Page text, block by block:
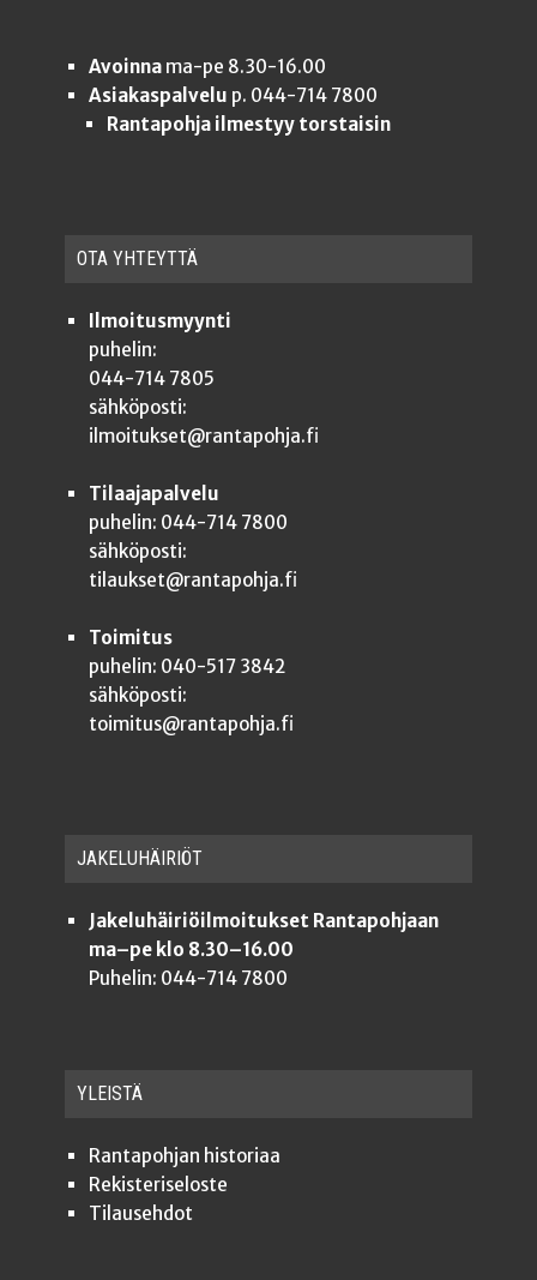
Avoinnama-pe 8.30-16.00
Asiakaspalvelu p. 044-714 7800
Rantapohja ilmestyy torstaisin
OTA YHTEYT­TÄ
Ilmoitusmyynti
puhelin:
044-714 7805
sähköposti:
ilmoitukset@rantapohja.fi
Tilaajapalvelu
puhelin: 044-714 7800
sähköposti:
tilaukset@rantapohja.fi
Toimitus
puhelin: 040-517 3842
sähköposti:
toimitus@rantapohja.fi
JAKE­LU­HÄI­RIÖT
Jakeluhäiriöilmoitukset Rantapohjaan
ma–pe klo 8.30–16.00
Puhelin: 044-714 7800
YLEISTÄ
Ran­ta­poh­jan historiaa
Rekis­te­ri­se­los­te
Tilauseh­dot